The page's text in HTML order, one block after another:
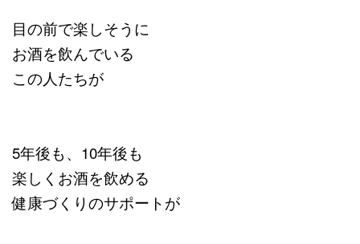
目の前で楽しそうに
お酒を飲んでいる
この人たちが
5年後も、10年後も
楽しくお酒を飲める
健康づくりのサポートが